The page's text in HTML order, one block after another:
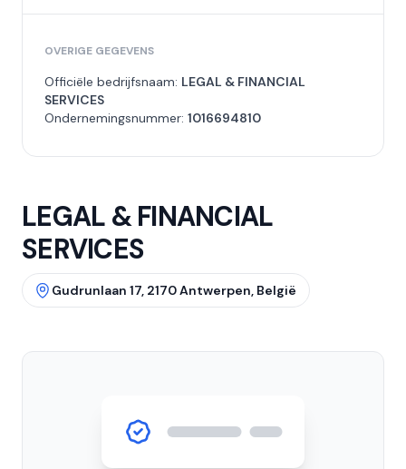
OVERIGE GEGEVENS
Officiële bedrijfsnaam: LEGAL & FINANCIAL
SERVICES
Ondernemingsnummer: 1016694810
LEGAL & FINANCIAL
SERVICES
Gudrunlaan 17, 2170 Antwerpen, België